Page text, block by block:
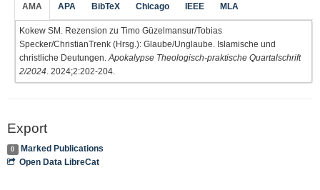
AMA APA BibTeX Chicago IEEE MLA
Kokew SM. Rezension zu Timo Güzelmansur/Tobias
Specker/ChristianTrenk (Hrsg.): Glaube/Unglaube. Islamische und
christliche Deutungen. Apokalypse Theologisch-praktische Quartalschrift
2/2024 . 2024;2:202-204.
Export
0
Marked Publications
Open Data LibreCat